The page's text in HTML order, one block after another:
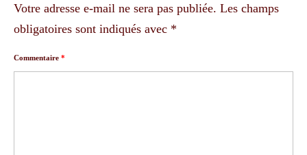
Votre adresse e-mail ne sera pas publiée. Les champs
obligatoires sont indiqués avec *
Commentaire *